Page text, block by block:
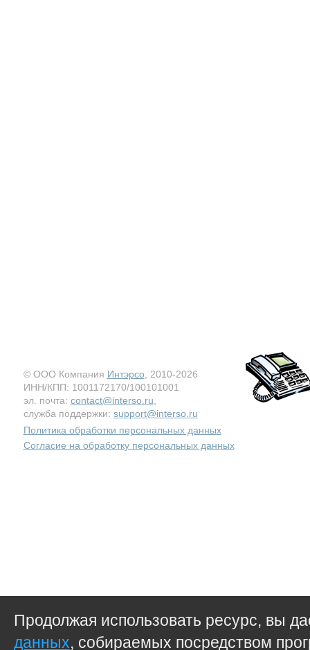
© ООО Компания Интэрсо , 2010-2026
ИНН/КПП: 1001172170/100101001
эл. почта: contact@interso.ru
служба поддержки: support@interso.ru
Политика обработки персональных данных
Согласие на обработку персональных данных
Продолжая использовать ресурс, вы
данных, собираемых посредством